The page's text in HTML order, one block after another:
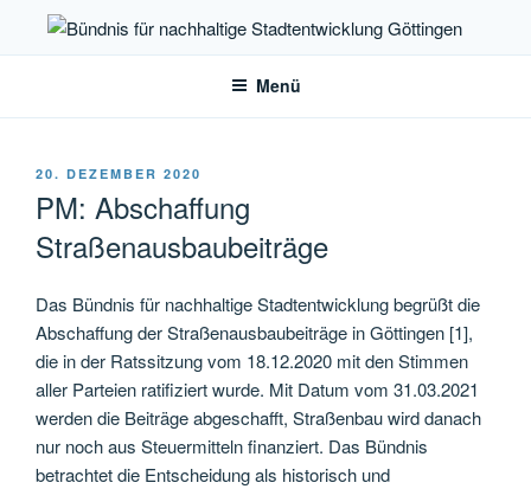
Bündnis für nachhaltige
Stadtentwicklung Göttingen
Menü
VERÖFFENTLICHT
20. DEZEMBER 2020
PM: Abschaffung
Straßenausbaubeiträge
Das Bündnis für nachhaltige Stadtentwicklung begrüßt die
Abschaffung der Straßenausbaubeiträge in Göttingen [1],
die in der Ratssitzung vom 18.12.2020 mit den Stimmen
aller Parteien ratifiziert wurde. Mit Datum vom 31.03.2021
werden die Beiträge abgeschafft, Straßenbau wird danach
nur noch aus Steuermitteln finanziert. Das Bündnis
betrachtet die Entscheidung als historisch und